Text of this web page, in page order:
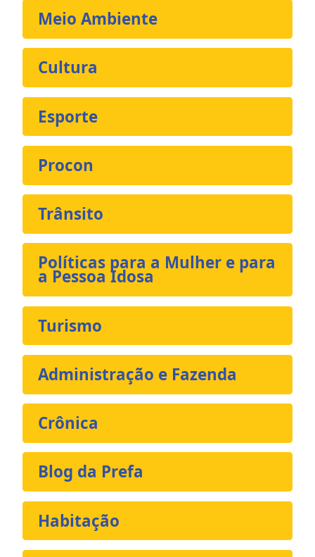
Meio Ambiente
Cultura
Esporte
Procon
Trânsito
Políticas para a Mulher e para
a Pessoa Idosa
Turismo
Administração e Fazenda
Crônica
Blog da Prefa
Habitação